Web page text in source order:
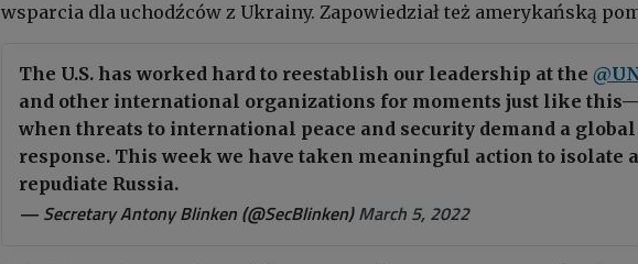
wsparcia dla uchodźców z Ukrainy. Zapowiedział też amerykańską
The U.S. has worked hard to reestablish our leadership at the
and other international organizations for moments just like
when threats to international peace and security demand a global
response. This week we have taken meaningful action to isolate
repudiate Russia.
— Secretary Antony Blinken (@SecBlinken)March 5, 2022